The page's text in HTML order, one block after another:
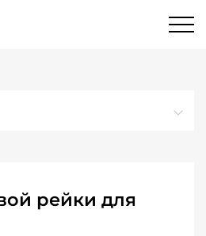
рейки для